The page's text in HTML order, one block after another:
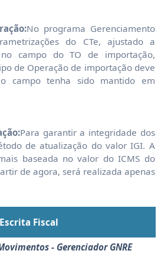
No programa Gerenciamento
do CTe, ajustado a
campo do TO de importação,
de Operação de importação deve
campo tenha sido mantido em
Para garantir a integridade dos
de atualização do valor IGI. A
baseada no valor do ICMS do
de agora, será realizada apenas
Escrita Fiscal
- Gerenciador GNRE